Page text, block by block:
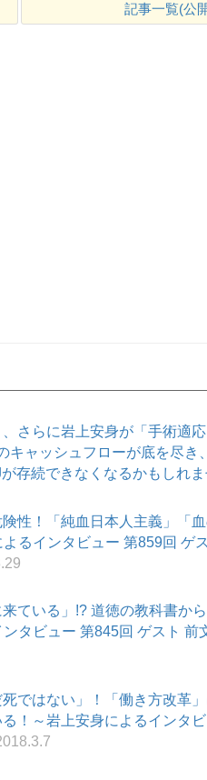
記事一覧(公
さらに岩上安身が「手術適
キャッシュフローが底を尽き
存続できなくなるかもしれま
性！「純血日本人主義」「
るインタビュー 第859回 ゲ
ている」!? 道徳の教科書か
タビュー 第845回 ゲスト 前
ではない」！「働き方改革
！～岩上安身によるインタ